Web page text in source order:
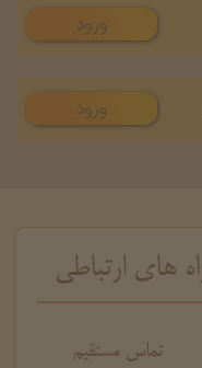
ورود
ورود
های ارتباطی
تماس مستقیم